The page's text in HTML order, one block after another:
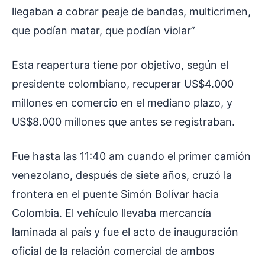
llegaban a cobrar peaje de bandas, multicrimen,
que podían matar, que podían violar”
Esta reapertura tiene por objetivo, según el
presidente colombiano, recuperar US$4.000
millones en comercio en el mediano plazo, y
US$8.000 millones que antes se registraban.
Fue hasta las 11:40 am cuando el primer camión
venezolano, después de siete años, cruzó la
frontera en el puente Simón Bolívar hacia
Colombia. El vehículo llevaba mercancía
laminada al país y fue el acto de inauguración
oficial de la relación comercial de ambos